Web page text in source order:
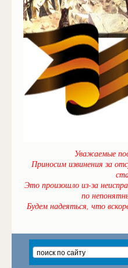
Уважаемые
Приносим извинения за
Это произошло из-за
по
Будем надеяться, что